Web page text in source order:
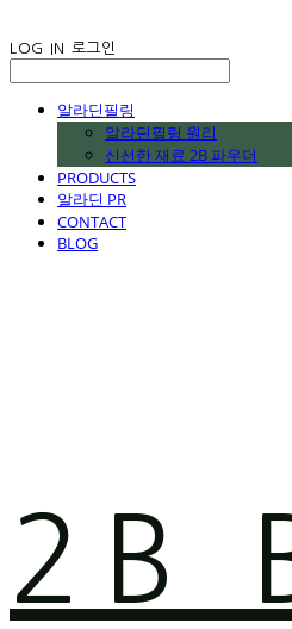
LOG IN 로그인
알라딘필링
알라딘필링 원리
신선한 재료 2B 파우더
PRODUCTS
알라딘 PR
CONTACT
BLOG
2B